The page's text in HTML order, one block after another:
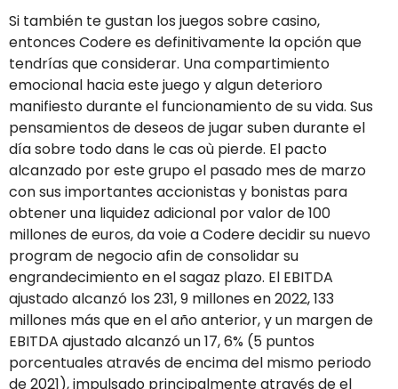
Si también te gustan los juegos sobre casino,
entonces Codere es definitivamente la opción que
tendrías que considerar. Una compartimiento
emocional hacia este juego y algun deterioro
manifiesto durante el funcionamiento de su vida. Sus
pensamientos de deseos de jugar suben durante el
día sobre todo dans le cas où pierde. El pacto
alcanzado por este grupo el pasado mes de marzo
con sus importantes accionistas y bonistas para
obtener una liquidez adicional por valor de 100
millones de euros, da voie a Codere decidir su nuevo
program de negocio afin de consolidar su
engrandecimiento en el sagaz plazo. El EBITDA
ajustado alcanzó los 231, 9 millones en 2022, 133
millones más que en el año anterior, y un margen de
EBITDA ajustado alcanzó un 17, 6% (5 puntos
porcentuales através de encima del mismo periodo
de 2021), impulsado principalmente através de el